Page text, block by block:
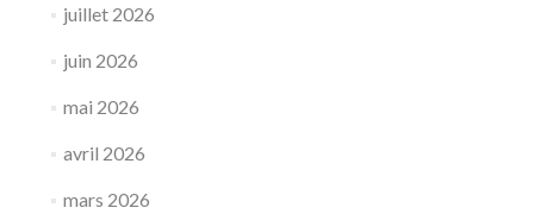
juillet 2026
juin 2026
mai 2026
avril 2026
mars 2026